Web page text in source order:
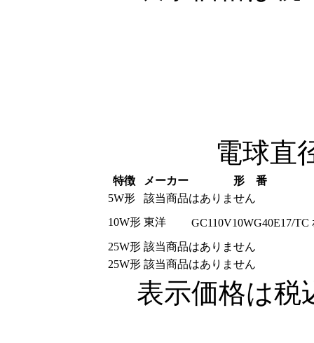
電球直
特徴 メーカー
形 番
5W形
該当商品はありません
10W形 東洋 GC110V10WG40E17/TC
25W形 該当商品はありません
25W形 該当商品はありません
表示価格は税